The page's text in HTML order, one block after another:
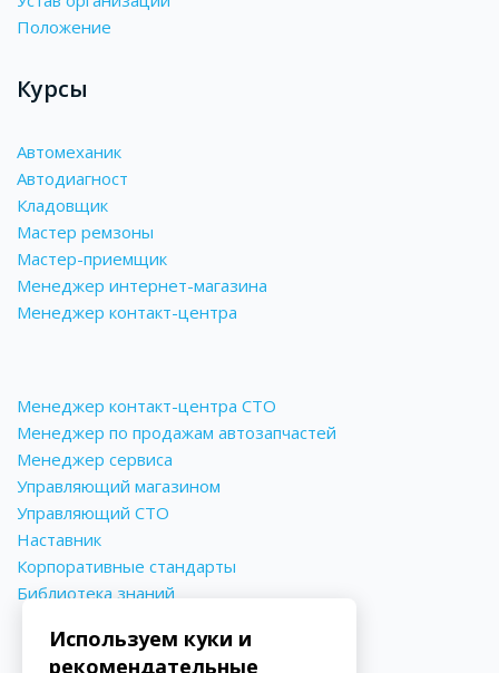
Положение
Курсы
Автомеханик
Автодиагност
Кладовщик
Мастер ремзоны
Мастер-приемщик
Менеджер интернет-магазина
Менеджер контакт-центра
Менеджер контакт-центра СТО
Менеджер по продажам автозапчастей
Менеджер сервиса
Управляющий магазином
Управляющий СТО
Наставник
Корпоративные стандарты
Библиотека знаний
Используем куки и
рекомендательные